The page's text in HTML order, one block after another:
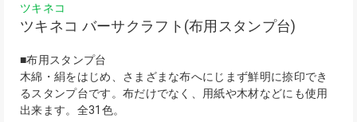
ツキネコ
ツキネコ バーサクラフト(布用スタンプ台)
■布用スタンプ台
木綿・絹をはじめ、さまざまな布へにじまず鮮明に捺印でき
るスタンプ台です。布だけでなく、用紙や木材などにも使用
出来ます。全31色。